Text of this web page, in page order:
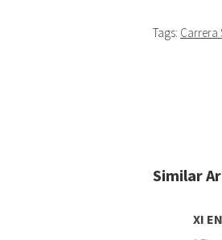
Tags: Carrera
Similar
XI